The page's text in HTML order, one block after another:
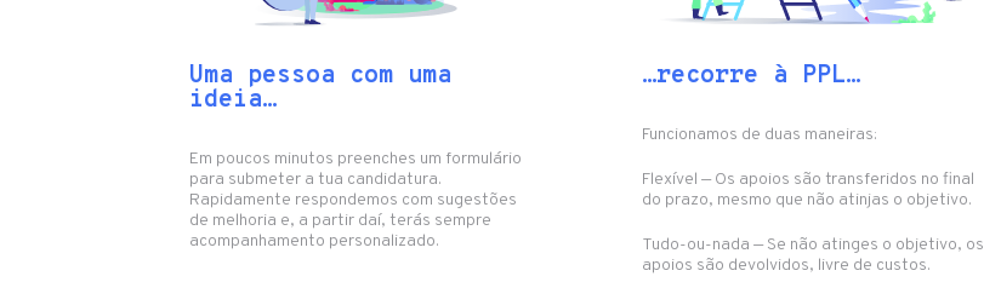
realidade.
Uma pessoa com uma
ideia…
Em poucos minutos preenches um formulário
para submeter a tua candidatura.
Rapidamente respondemos com sugestões
de melhoria e, a partir daí, terás sempre
acompanhamento personalizado.
…recorre à PPL…
Funcionamos de duas maneiras:
Flexível — Os apoios são transferidos no final
do prazo, mesmo que não atinjas o objetivo.
Tudo-ou-nada — Se não atinges o objetivo, os
apoios são devolvidos, livre de custos.